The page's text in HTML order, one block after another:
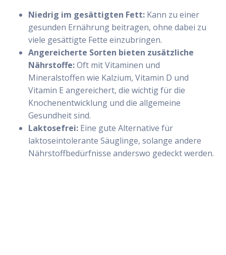
Niedrig im gesättigten Fett: Kann zu einer
gesunden Ernährung beitragen, ohne dabei zu
viele gesättigte Fette einzubringen.
Angereicherte Sorten bieten zusätzliche
Nährstoffe:Oft mit Vitaminen und
Mineralstoffen wie Kalzium, Vitamin D und
Vitamin E angereichert, die wichtig für die
Knochenentwicklung und die allgemeine
Gesundheit sind.
Laktosefrei: Eine gute Alternative für
laktoseintolerante Säuglinge, solange andere
Nährstoffbedürfnisse anderswo gedeckt werden.